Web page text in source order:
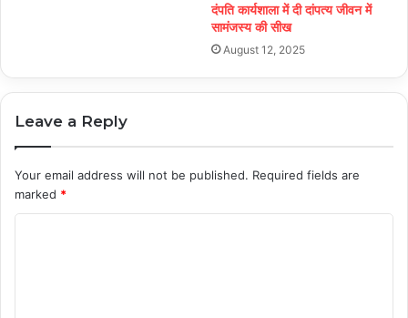
दंपति कार्यशाला में दी दांपत्य जीवन में
सामंजस्य की सीख
August 12, 2025
Leave a Reply
Your email address will not be published. Required fields are
marked *